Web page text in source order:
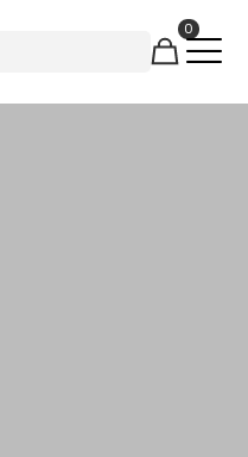
0